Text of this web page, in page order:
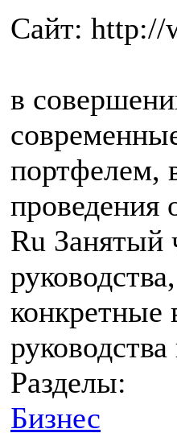
Сайт: http://
в
портфелем,
проведения
Ru Занятый
конкретные
Разделы:
Бизнес